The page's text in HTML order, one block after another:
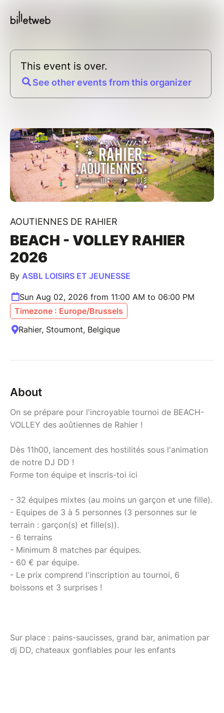
This event is over.
See other events from this organizer
AOUTIENNES DE RAHIER
BEACH - VOLLEY RAHIER
2026
By ASBL LOISIRS ET JEUNESSE
Sun Aug 02, 2026 from 11:00 AM to 06:00 PM
Timezone : Europe/Brussels
Rahier, Stoumont, Belgique
About
On se prépare pour l'incroyable tournoi de BEACH-
VOLLEY des aoûtiennes de Rahier !
Dès 11h00, lancement des hostilités sous l'animation
de notre DJ DD !
Forme ton équipe et inscris-toi ici
- 32 équipes mixtes (au moins un garçon et une fille).
- Equipes de 3 à 5 personnes (3 personnes sur le
terrain : garçon(s) et fille(s)).
- 6 terrains
- Minimum 8 matches par équipes.
- 60 € par équipe.
- Le prix comprend l'inscription au tournoi, 6
boissons et 3 surprises !
Sur place : pains-saucisses, grand bar, animation par
dj DD, chateaux gonflables pour les enfants